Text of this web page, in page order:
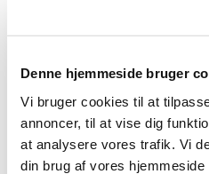
Denne hjemmeside bruger
Vi bruger cookies til at
annoncer, til at vise dig
at analysere vores trafik. Vi
din brug af vores
Du vil